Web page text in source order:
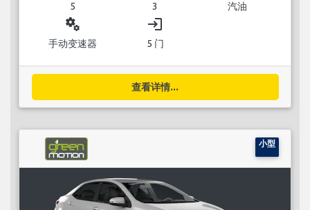
5 3 汽油
miscellaneous_services
手动变速器
login
5 门
查看详情...
小型